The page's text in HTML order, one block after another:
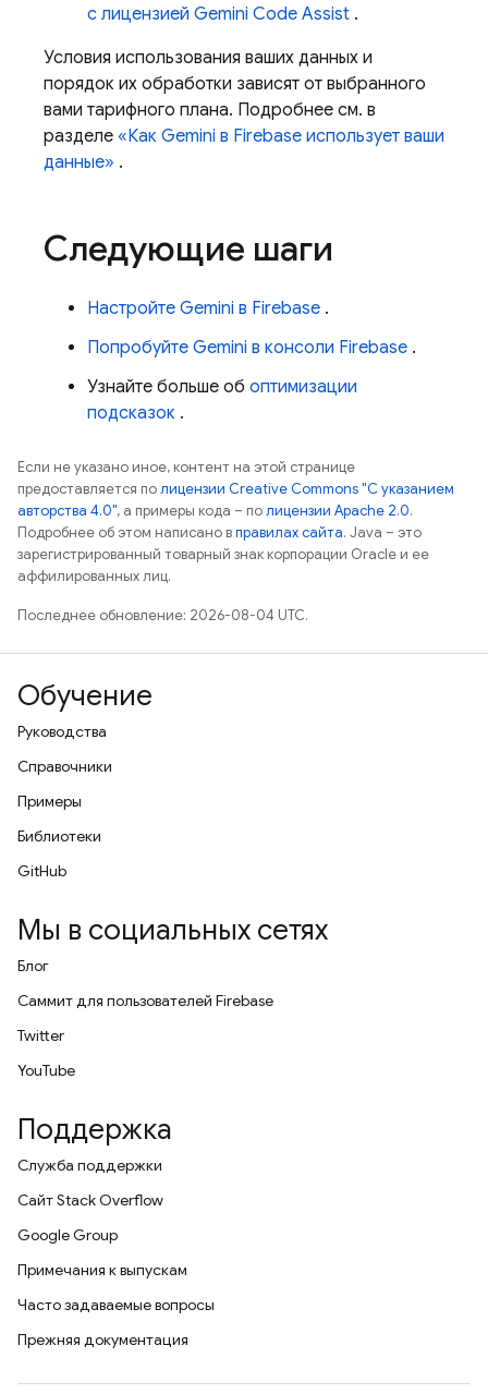
с лицензией Gemini Code Assist .
Условия использования ваших данных и
порядок их обработки зависят от выбранного
вами тарифного плана. Подробнее см. в
разделе «Как Gemini в Firebase использует ваши
данные» .
Следующие шаги
Настройте Gemini в Firebase .
Попробуйте Gemini в консоли Firebase .
Узнайте больше об оптимизации
подсказок .
Если не указано иное, контент на этой странице
предоставляется полицензии Creative Commons "С указанием
авторства 4.0", а примеры кода – полицензии Apache 2.0.
Подробнее об этом написано вправилах сайта. Java – это
зарегистрированный товарный знак корпорации Oracle и ее
аффилированных лиц.
Последнее обновление: 2026-08-04 UTC.
Обучение
Руководства
Справочники
Примеры
Библиотеки
GitHub
Мы в социальных сетях
Блог
Саммит для пользователей Firebase
Twitter
YouTube
Поддержка
Служба поддержки
Сайт Stack Overflow
Google Group
Примечания к выпускам
Часто задаваемые вопросы
Прежняя документация